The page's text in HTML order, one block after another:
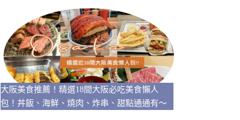
大阪美食推薦！精選18間大阪必吃美食懶人
包！丼飯、海鮮、燒肉、炸串、甜點通通有～